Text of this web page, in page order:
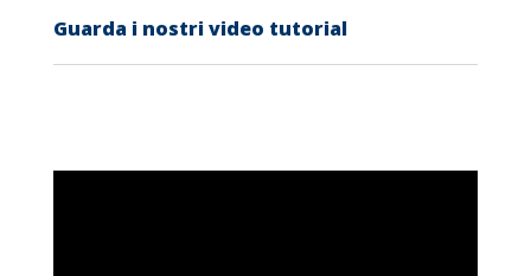
Guarda i nostri video tutorial